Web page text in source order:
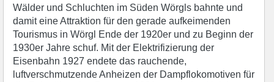
Wälder und Schluchten im Süden Wörgls bahnte und
damit eine Attraktion für den gerade aufkeimenden
Tourismus in Wörgl Ende der 1920er und zu Beginn der
1930er Jahre schuf. Mit der Elektrifizierung der
Eisenbahn 1927 endete das rauchende,
luftverschmutzende Anheizen der Dampflokomotiven für